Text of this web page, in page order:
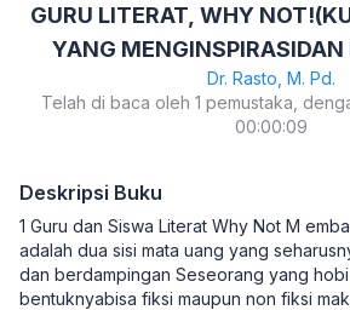
GURU LITERAT, WHY
YANG
TERWUJUDNYA SEKOLAH
Dr. Rasto, M. Pd.
Telah di baca oleh 1 pemustaka,
00:00:09
Deskripsi Buku
1 Guru dan Siswa Literat Why Not M
adalah dua sisi mata uang yang
dan berdampingan Seseorang yang
bentuknyabisa fiksi maupun non fiksi